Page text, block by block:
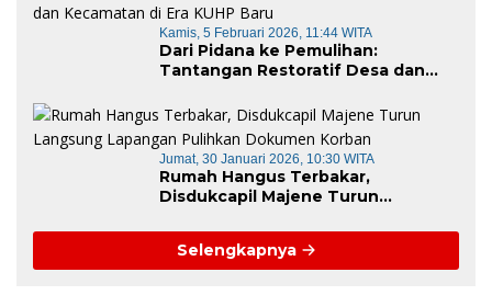
Kamis, 5 Februari 2026, 11:44 WITA
Dari Pidana ke Pemulihan:
Tantangan Restoratif Desa dan
Jumat, 30 Januari 2026, 10:30 WITA
Rumah Hangus Terbakar,
Disdukcapil Majene Turun
Dokumen Korban
Selengkapnya